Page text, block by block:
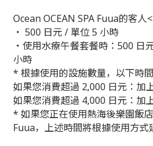
Ocean OCEAN SPA Fuua的客人
・ 500 日元 / 單位 5 小時
・使用水療午餐套餐時：500 日
小時
* 根據使用的設施數量，以下時間
如果您消費超過 2,000 日元：加
如果您消費超過 4,000 日元：加
* 如果您正在使用熱海後樂園飯
Fuua，上述時間將根據使用方式